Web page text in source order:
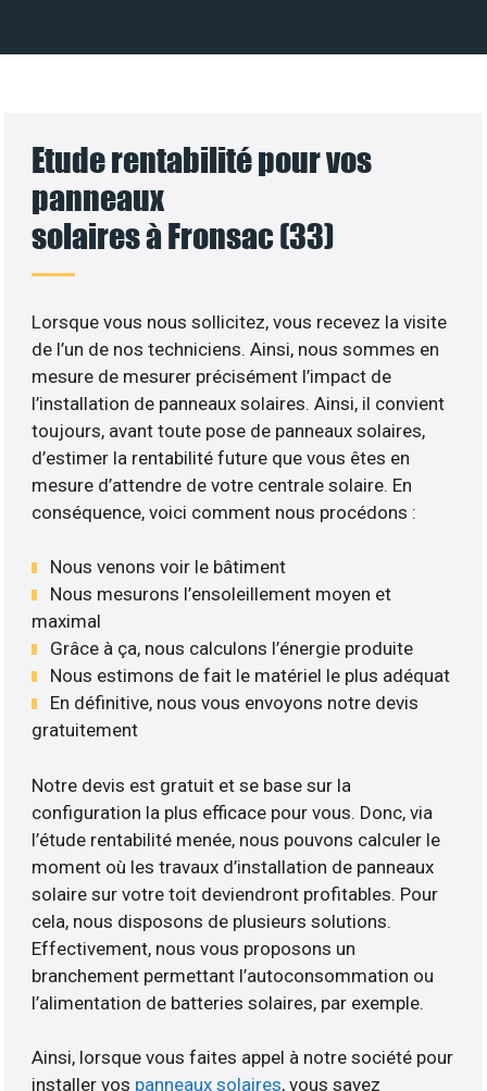
Etude rentabilité pour vos
panneaux
solaires à Fronsac (33)
Lorsque vous nous sollicitez, vous recevez la visite
de l’un de nos techniciens. Ainsi, nous sommes en
mesure de mesurer précisément l’impact de
l’installation de panneaux solaires. Ainsi, il convient
toujours, avant toute pose de panneaux solaires,
d’estimer la rentabilité future que vous êtes en
mesure d’attendre de votre centrale solaire. En
conséquence, voici comment nous procédons :
Nous venons voir le bâtiment
Nous mesurons l’ensoleillement moyen et
maximal
Grâce à ça, nous calculons l’énergie produite
Nous estimons de fait le matériel le plus adéquat
En définitive, nous vous envoyons notre devis
gratuitement
Notre devis est gratuit et se base sur la
configuration la plus efficace pour vous. Donc, via
l’étude rentabilité menée, nous pouvons calculer le
moment où les travaux d’installation de panneaux
solaire sur votre toit deviendront profitables. Pour
cela, nous disposons de plusieurs solutions.
Effectivement, nous vous proposons un
branchement permettant l’autoconsommation ou
l’alimentation de batteries solaires, par exemple.
Ainsi, lorsque vous faites appel à notre société pour
installer vos panneaux solaires, vous savez